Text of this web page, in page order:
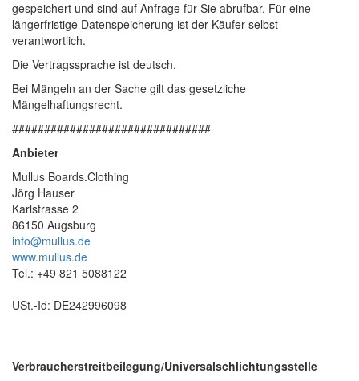
gespeichert und sind auf Anfrage für Sie abrufbar. Für eine
längerfristige Datenspeicherung ist der Käufer selbst
verantwortlich.
Die Vertragssprache ist deutsch.
Bei Mängeln an der Sache gilt das gesetzliche
Mängelhaftungsrecht.
###############################
Anbieter
Mullus Boards.Clothing
Jörg Hauser
Karlstrasse 2
86150 Augsburg
info@mullus.de
www.mullus.de
Tel.: +49 821 5088122
USt.-Id: DE242996098
Verbraucher­streit­beilegung/Universal­schlichtungs­stelle